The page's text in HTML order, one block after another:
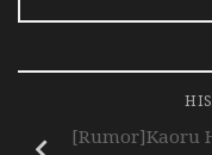
[Rumor]Kaoru